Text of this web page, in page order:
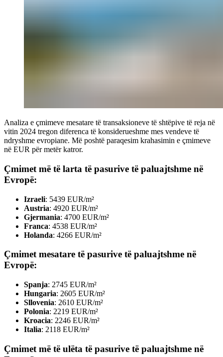
Analiza e çmimeve mesatare të transaksioneve të shtëpive të reja në
vitin 2024 tregon diferenca të konsiderueshme mes vendeve të
ndryshme evropiane. Më poshtë paraqesim krahasimin e çmimeve
në EUR për metër katror.
Çmimet më të larta të pasurive të paluajtshme në
Evropë:
Izraeli: 5439 EUR/m²
Austria: 4920 EUR/m²
Gjermania: 4700 EUR/m²
Franca: 4538 EUR/m²
Holanda: 4266 EUR/m²
Çmimet mesatare të pasurive të paluajtshme në
Evropë:
Spanja: 2745 EUR/m²
Hungaria: 2605 EUR/m²
Sllovenia: 2610 EUR/m²
Polonia: 2219 EUR/m²
Kroacia: 2246 EUR/m²
Italia: 2118 EUR/m²
Çmimet më të ulëta të pasurive të paluajtshme në